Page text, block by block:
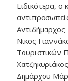
Ειδικότερα, ο
Αντιδήμαρχος
Νίκος
Τουριστικών
Δημάρχου